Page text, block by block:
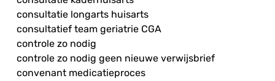
consultatie longarts huisarts
consultatief team geriatrie CGA
controle zo nodig
controle zo nodig geen nieuwe verwijsbrief
convenant medicatieproces